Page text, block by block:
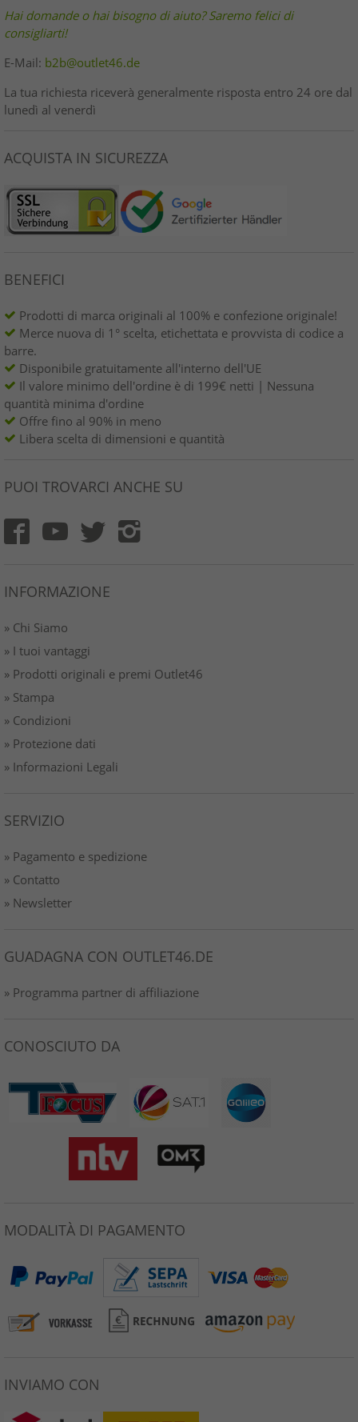
Hai domande o hai bisogno di aiuto? Saremo felici di
consigliarti!
E-Mail: b2b@outlet46.de
La tua richiesta riceverà generalmente risposta entro 24 ore dal
lunedì al venerdì
ACQUISTA IN SICUREZZA
BENEFICI
Prodotti di marca originali al 100% e confezione originale!
Merce nuova di 1° scelta, etichettata e provvista di codice a
barre.
Disponibile gratuitamente all'interno dell'UE
Il valore minimo dell'ordine è di 199€ netti | Nessuna
quantità minima d'ordine
Offre fino al 90% in meno
Libera scelta di dimensioni e quantità
PUOI TROVARCI ANCHE SU
INFORMAZIONE
» Chi Siamo
» I tuoi vantaggi
» Prodotti originali e premi Outlet46
» Stampa
» Condizioni
» Protezione dati
» Informazioni Legali
SERVIZIO
» Pagamento e spedizione
» Contatto
» Newsletter
GUADAGNA CON OUTLET46.DE
» Programma partner di affiliazione
CONOSCIUTO DA
MODALITÀ DI PAGAMENTO
INVIAMO CON